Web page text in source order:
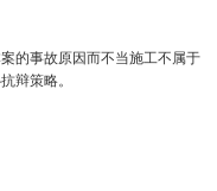
的事故原因而不当施工不属于
辩策略。